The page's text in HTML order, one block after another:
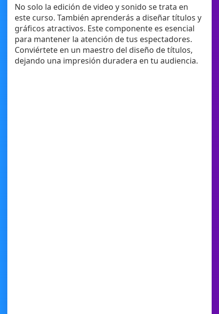
No solo la edición de video y sonido se trata en
este curso. También aprenderás a diseñar títulos y
gráficos atractivos. Este componente es esencial
para mantener la atención de tus espectadores.
Conviértete en un maestro del diseño de títulos,
dejando una impresión duradera en tu audiencia.